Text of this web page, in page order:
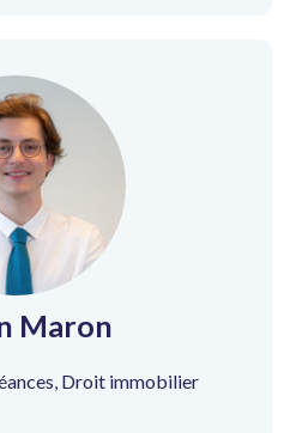
Maron
, Droit immobilier